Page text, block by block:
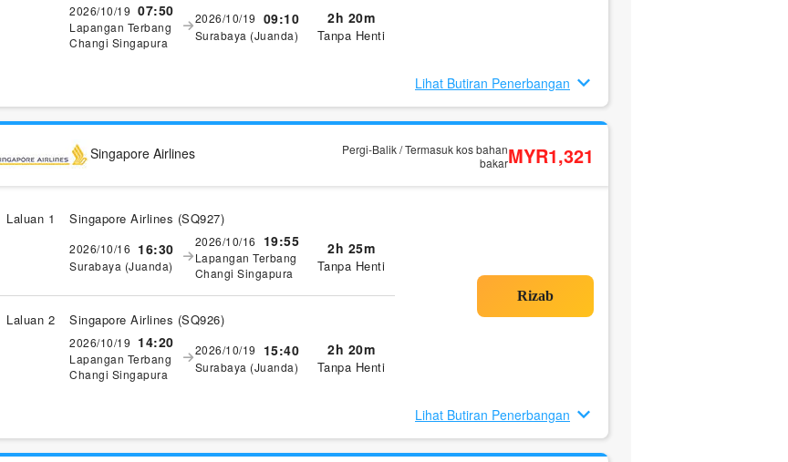
2026/10/19 07:50
Lapangan Terbang
Changi Singapura
2026/10/19 09:10
Surabaya (Juanda)
2h 20m
Tanpa Henti
Lihat Butiran Penerbangan
Singapore Airlines
Pergi-Balik / Termasuk kos bahan
bakarMYR1,321
Laluan 1 Singapore Airlines (SQ927)
2026/10/16 16:30
Surabaya (Juanda)
2026/10/16 19:55
Lapangan Terbang
Changi Singapura
2h 25m
Tanpa Henti
Laluan 2 Singapore Airlines (SQ926)
2026/10/19 14:20
Lapangan Terbang
Changi Singapura
2026/10/19 15:40
Surabaya (Juanda)
2h 20m
Tanpa Henti
Lihat Butiran Penerbangan